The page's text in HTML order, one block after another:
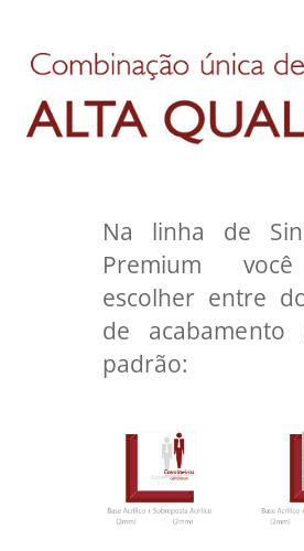
Na linha de
Premium
escolher entre
de
padrão: